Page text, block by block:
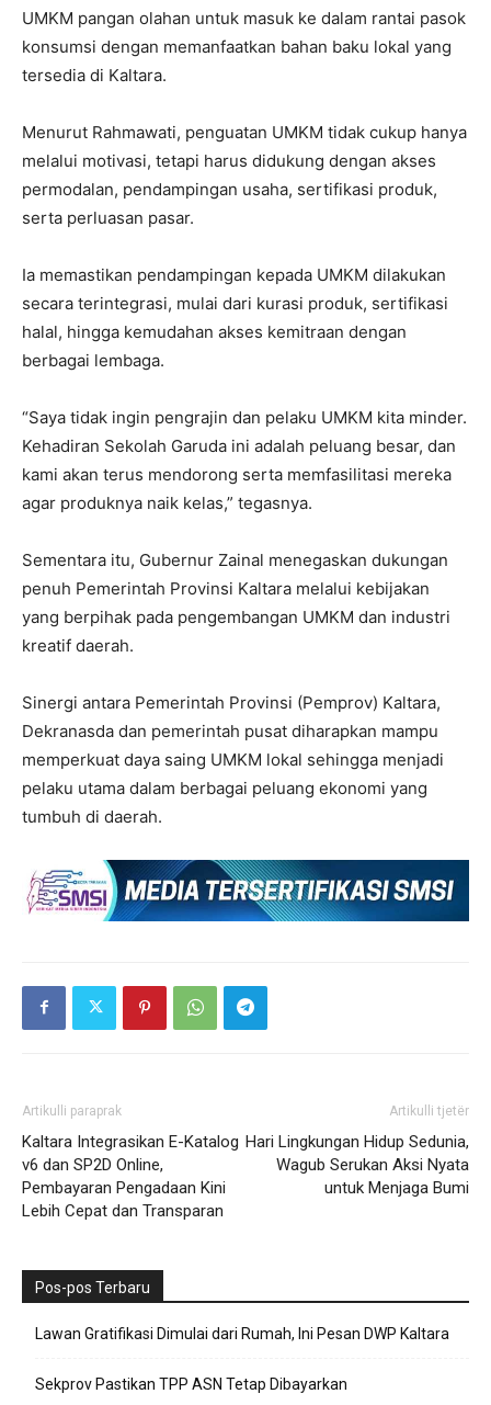
UMKM pangan olahan untuk masuk ke dalam rantai pasok
konsumsi dengan memanfaatkan bahan baku lokal yang
tersedia di Kaltara.
Menurut Rahmawati, penguatan UMKM tidak cukup hanya
melalui motivasi, tetapi harus didukung dengan akses
permodalan, pendampingan usaha, sertifikasi produk,
serta perluasan pasar.
Ia memastikan pendampingan kepada UMKM dilakukan
secara terintegrasi, mulai dari kurasi produk, sertifikasi
halal, hingga kemudahan akses kemitraan dengan
berbagai lembaga.
“Saya tidak ingin pengrajin dan pelaku UMKM kita minder.
Kehadiran Sekolah Garuda ini adalah peluang besar, dan
kami akan terus mendorong serta memfasilitasi mereka
agar produknya naik kelas,” tegasnya.
Sementara itu, Gubernur Zainal menegaskan dukungan
penuh Pemerintah Provinsi Kaltara melalui kebijakan
yang berpihak pada pengembangan UMKM dan industri
kreatif daerah.
Sinergi antara Pemerintah Provinsi (Pemprov) Kaltara,
Dekranasda dan pemerintah pusat diharapkan mampu
memperkuat daya saing UMKM lokal sehingga menjadi
pelaku utama dalam berbagai peluang ekonomi yang
tumbuh di daerah.
Artikulli paraprak
Kaltara Integrasikan E-Katalog
v6 dan SP2D Online,
Pembayaran Pengadaan Kini
Lebih Cepat dan Transparan
Artikulli tjetër
Hari Lingkungan Hidup Sedunia,
Wagub Serukan Aksi Nyata
untuk Menjaga Bumi
Pos-pos Terbaru
Lawan Gratifikasi Dimulai dari Rumah, Ini Pesan DWP Kaltara
Sekprov Pastikan TPP ASN Tetap Dibayarkan